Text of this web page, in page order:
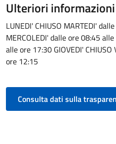
Ulteriori informazioni
LUNEDI' CHIUSO MARTEDI'
MERCOLEDI' dalle ore 08:45
alle ore 17:30 GIOVEDI'
ore 12:15
Consulta dati sulla